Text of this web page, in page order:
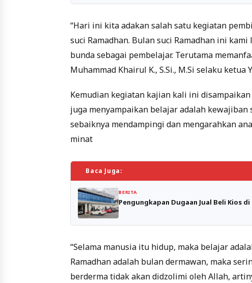
“Hari ini kita adakan salah satu kegiatan
suci Ramadhan. Bulan suci Ramadhan ini
bunda sebagai pembelajar. Terutama
Muhammad Khairul K., S.Si., M.Si selaku ketua
Kemudian kegiatan kajian kali ini disampaikan
juga menyampaikan belajar adalah
sebaiknya mendampingi dan mengarahkan
minat
Baca Juga:
BERITA
Pengungkapan Dugaan Jual Beli Kios
“Selama manusia itu hidup, maka belajar
Ramadhan adalah bulan dermawan, maka
berderma tidak akan didzolimi oleh Allah,